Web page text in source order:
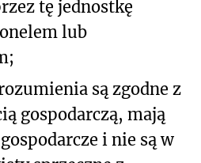
tę jednostkę
lub
są zgodne z
gospodarczą, mają
i nie są w